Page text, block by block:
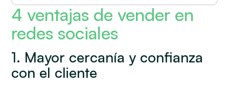
4 ventajas de vender en
redes sociales
1. Mayor cercanía y confianza
con el cliente